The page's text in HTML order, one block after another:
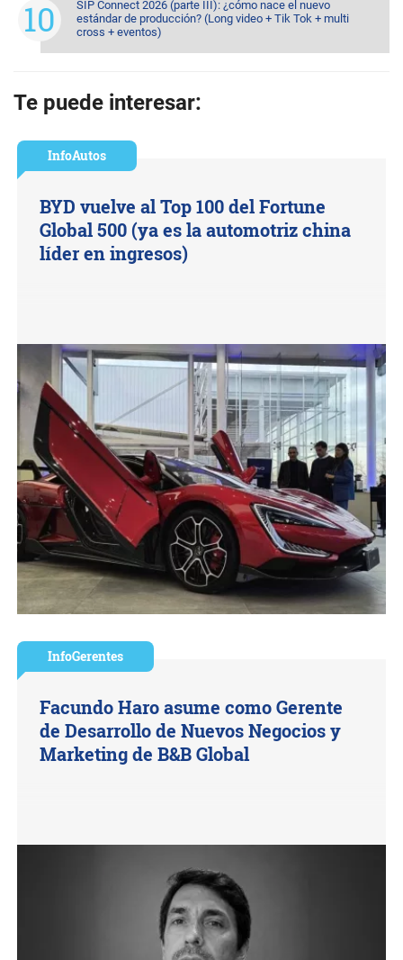
SIP Connect 2026 (parte III): ¿cómo nace el nuevo
estándar de producción? (Long video + Tik Tok + multi
cross + eventos)
Te puede interesar:
InfoAutos
BYD vuelve al Top 100 del Fortune
Global 500 (ya es la automotriz china
líder en ingresos)
InfoGerentes
Facundo Haro asume como Gerente
de Desarrollo de Nuevos Negocios y
Marketing de B&B Global